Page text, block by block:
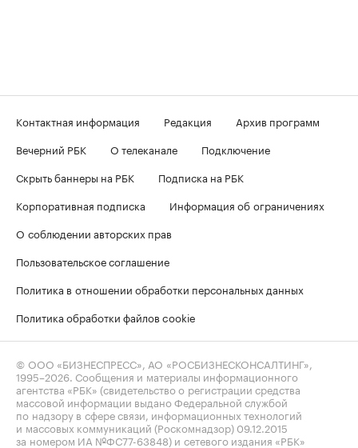
Контактная информация Редакция
Архив программ
Вечерний РБК
О телеканале
Подключение
Скрыть баннеры на РБК
Подписка на РБК
Корпоративная подписка
Информация об ограничениях
О соблюдении авторских прав
Пользовательское соглашение
Политика в отношении обработки персональных данных
Политика обработки файлов cookie
© ООО «БИЗНЕСПРЕСС», АО «РОСБИЗНЕСКОНСАЛТИНГ»,
1995–2026 . Сообщения и материалы информационного
агентства «РБК» (свидетельство о регистрации средства
массовой информации выдано Федеральной службой
по надзору в сфере связи, информационных технологий
и массовых коммуникаций (Роскомнадзор) 09.12.2015
за номером ИА №ФС77-63848) и сетевого издания «РБК»